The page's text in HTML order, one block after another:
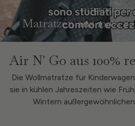
ENTDECKEN SIE
Matratzen aus 100%
Air N' Go aus 100%
Die Wollmatratze für
sie in kühlen Jahreszeiten wie
Wintern